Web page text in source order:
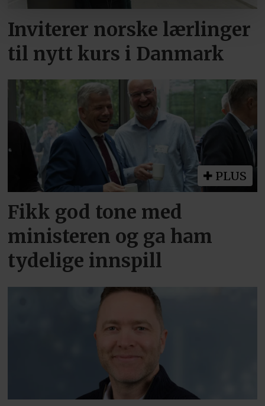
Inviterer norske lærlinger
til nytt kurs i Danmark
PLUS
Fikk god tone med
ministeren og ga ham
tydelige innspill